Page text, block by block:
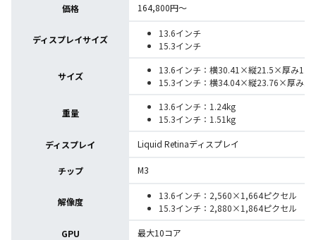
価格 164,800円～
ディスプレイサイズ
13.6インチ
15.3インチ
サイズ
13.6インチ：横30.41×縦21.5×厚み
15.3インチ：横34.04×縦23.76×厚み
重量
13.6インチ：1.24kg
15.3インチ：1.51kg
ディスプレイ Liquid Retinaディスプレイ
チップ M3
解像度
13.6インチ：2,560×1,664ピクセル
15.3インチ：2,880×1,864ピクセル
GPU 最大10コア